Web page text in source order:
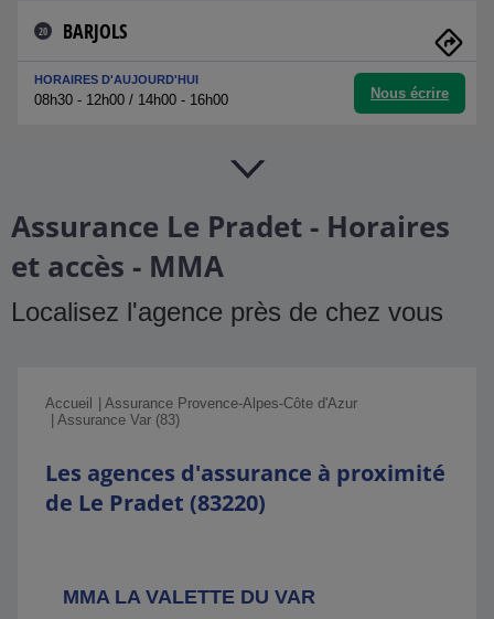
20 BARJOLS
HORAIRES D'AUJOURD'HUI
08h30 - 12h00 / 14h00 - 16h00 Nous écrire
Assurance Le Pradet - Horaires
et accès - MMA
Localisez l'agence près de chez vous
Accueil
Assurance Provence-Alpes-Côte d'Azur
Assurance Var (83)
Les agences d'assurance à proximité
de Le Pradet (83220)
MMA LA VALETTE DU VAR